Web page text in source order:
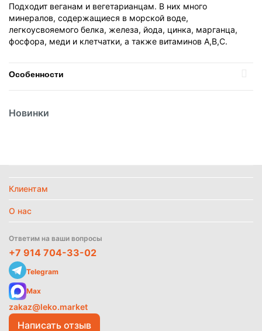
Подходит веганам и вегетарианцам. В них много
минералов, содержащиеся в морской воде,
легкоусвояемого белка, железа, йода, цинка, марганца,
фосфора, меди и клетчатки, а также витаминов А,В,С.
Особенности
Вид
Температурный режим Без режима
Найти похожие
Новинки
Клиентам
О нас
Ответим на ваши вопросы
+7 914 704-33-02
Telegram
Max
zakaz@leko.market
Написать отзыв